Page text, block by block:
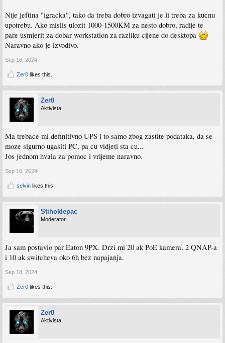
Nije jeftina "igracka", tako da treba dobro izvagati je li treba za kucnu
upotrebu. Ako mislis ulozit 1000-1500KM za nesto dobro, radije te
pare usmjerit za dobar workstation za razliku cijene do desktopa
Naravno ako je izvodivo.
Sep 16, 2024
Zer0 likes this.
Zer0
Aktivista
Ma trebace mi definitivno UPS i to samo zbog zastite podataka, da se
moze sigurno ugasiti PC, pa cu vidjeti sta cu...
Jos jednom hvala za pomoc i vrijeme naravno.
Sep 16, 2024
selvin likes this.
Stihoklepac
Moderator
Ja sam postavio par Eaton 9PX. Drzi mi 20 ak PoE kamera, 2 QNAP-a
i 10 ak switcheva oko 6h bez napajanja.
Sep 18, 2024
Zer0 likes this.
Zer0
Aktivista